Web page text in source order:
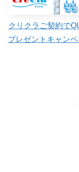
クリクラご契約で
プレゼントキャンペ